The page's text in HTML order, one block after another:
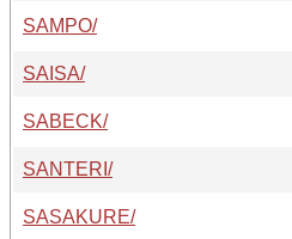
SAMPO/
SAISA/
SABECK/
SANTERI/
SASAKURE/